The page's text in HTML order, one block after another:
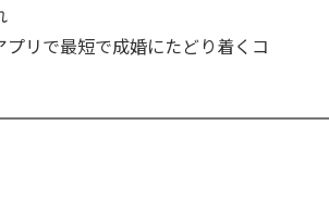
プリで最短で成婚にたどり着くコ